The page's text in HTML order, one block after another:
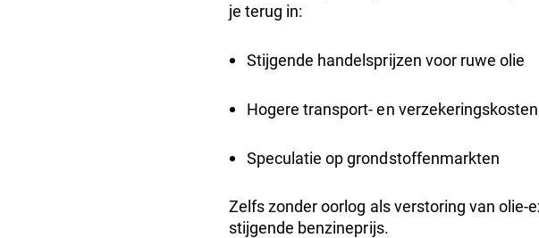
je terug in:
Stijgende handelsprijzen voor ruwe olie
Hogere transport- en verzekeringskosten
Speculatie op grondstoffenmarkten
Zelfs zonder oorlog als verstoring van
stijgende benzineprijs.